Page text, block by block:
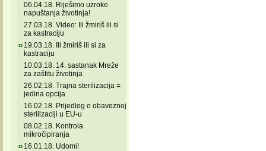
06.04.18. Riješimo uzroke
napuštanja životinja!
27.03.18. Video: Ili žmiriš ili si
za kastraciju
19.03.18. Ili žmiriš ili si za
kastraciju
10.03.18. 14. sastanak Mreže
za zaštitu životinja
26.02.18. Trajna sterilizacija =
jedina opcija
16.02.18. Prijedlog o obaveznoj
sterilizaciji u EU-u
08.02.18. Kontrola
mikročipiranja
16.01.18. Udomi!